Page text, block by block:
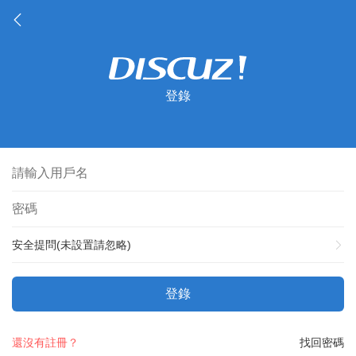
登錄
安全提問(未設置請忽略)
登錄
找回密碼
還沒有註冊？